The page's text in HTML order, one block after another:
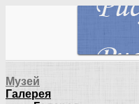
Музей
Галерея